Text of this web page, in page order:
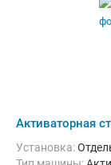
Активаторная
Установка: